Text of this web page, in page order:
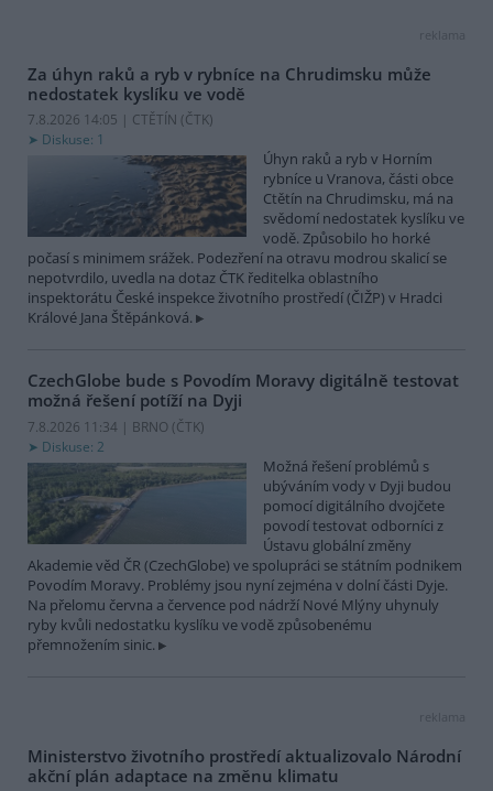
reklama
Za úhyn raků a ryb v rybníce na Chrudimsku může
nedostatek kyslíku ve vodě
7.8.2026 14:05 | CTĚTÍN (ČTK)
Diskuse: 1
Úhyn raků a ryb v Horním
rybníce u Vranova, části obce
Ctětín na Chrudimsku, má na
svědomí nedostatek kyslíku ve
vodě. Způsobilo ho horké
počasí s minimem srážek. Podezření na otravu modrou skalicí se
nepotvrdilo, uvedla na dotaz ČTK ředitelka oblastního
inspektorátu České inspekce životního prostředí (ČIŽP) v Hradci
Králové Jana Štěpánková.
CzechGlobe bude s Povodím Moravy digitálně testovat
možná řešení potíží na Dyji
7.8.2026 11:34 | BRNO (ČTK)
Diskuse: 2
Možná řešení problémů s
ubýváním vody v Dyji budou
pomocí digitálního dvojčete
povodí testovat odborníci z
Ústavu globální změny
Akademie věd ČR (CzechGlobe) ve spolupráci se státním podnikem
Povodím Moravy. Problémy jsou nyní zejména v dolní části Dyje.
Na přelomu června a července pod nádrží Nové Mlýny uhynuly
ryby kvůli nedostatku kyslíku ve vodě způsobenému
přemnožením sinic.
reklama
Ministerstvo životního prostředí aktualizovalo Národní
akční plán adaptace na změnu klimatu